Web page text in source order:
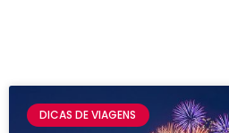
DICAS DE VIAGENS